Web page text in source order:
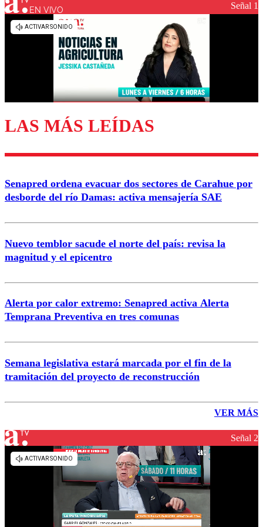
EN VIVO Señal 1
LAS MÁS LEÍDAS
Senapred ordena evacuar dos sectores de Carahue por
desborde del río Damas: activa mensajería SAE
Nuevo temblor sacude el norte del país: revisa la
magnitud y el epicentro
Alerta por calor extremo: Senapred activa Alerta
Temprana Preventiva en tres comunas
Semana legislativa estará marcada por el fin de la
tramitación del proyecto de reconstrucción
VER MÁS
Señal 2